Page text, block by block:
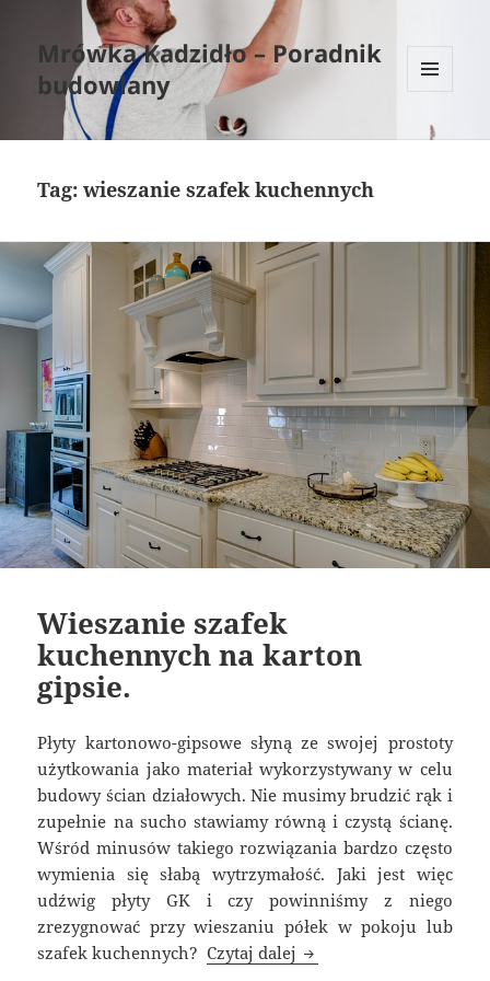
Mrówka Kadzidło – Poradnik
budowlany
WIDGETY
Tag:wieszanie szafek kuchennych
Wieszanie szafek
kuchennych na karton
gipsie.
Płyty kartonowo-gipsowe słyną ze swojej prostoty
użytkowania jako materiał wykorzystywany w celu
budowy ścian działowych. Nie musimy brudzić rąk i
zupełnie na sucho stawiamy równą i czystą ścianę.
Wśród minusów takiego rozwiązania bardzo często
wymienia się słabą wytrzymałość. Jaki jest więc
udźwig płyty GK i czy powinniśmy z niego
zrezygnować przy wieszaniu półek w pokoju lub
szafek kuchennych?Czytaj dalej Wieszanie szafek